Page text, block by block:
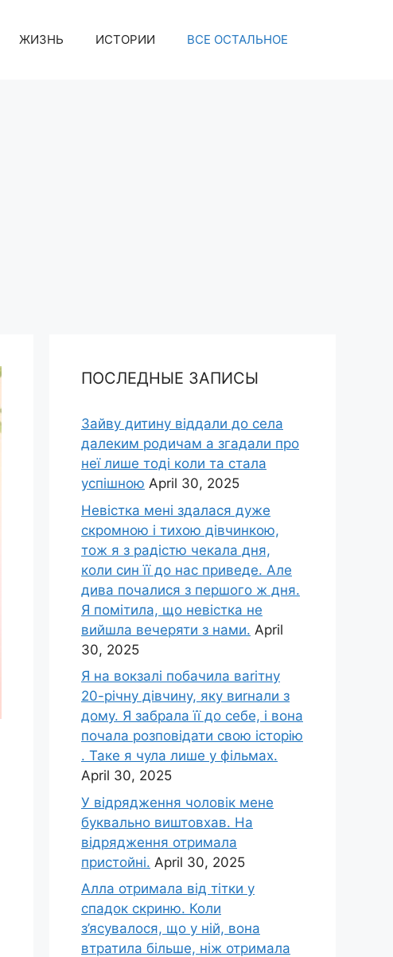
ЖИЗНЬ ИСТОРИИ ВСЕ ОСТАЛЬНОЕ
ПОСЛЕДНЫЕ ЗАПИСЫ
Зайву дитину віддали до села
далеким родичам а згадали про
неї лише тоді коли та стала
успішною April 30, 2025
Невістка мені здалася дуже
скромною і тихою дівчинкою,
тож я з радістю чекала дня,
коли син її до нас приведе. Але
дива почалися з першого ж дня.
Я помітила, що невістка не
вийшла вечеряти з нами. April
30, 2025
Я на вокзалі побачила ваrітну
20-річну дівчину, яку виrнали з
дому. Я забрала її до себе, і вона
почала розповідати свою історію
. Таке я чула лише у фільмах.
April 30, 2025
У відрядження чоловік мене
буквально виштовхав. На
відрядження отримала
пристойні. April 30, 2025
Алла отримала від тітки у
спадок скриню. Коли
з’ясувалося, що у ній, вона
втратила більше, ніж отримала